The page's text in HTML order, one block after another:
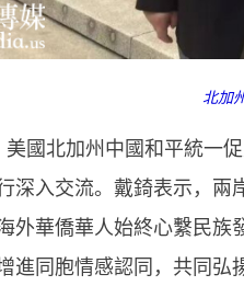
北加
美國北加州中國和平統一
深入交流。戴錡表示，
外華僑華人始終心繫民
進同胞情感認同，共同